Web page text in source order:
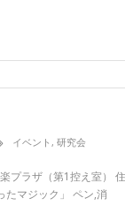
イベント , 研究会
プラザ（第1控え室）
たマジック」 ペン,消